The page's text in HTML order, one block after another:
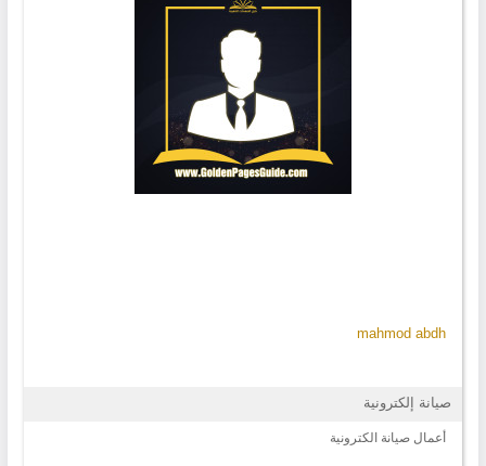
mahmod abdh
صيانة إلكترونية
أعمال صيانة الكترونية